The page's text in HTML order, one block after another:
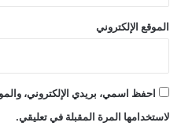
الموقع الإلكتروني
احفظ اسمي، بريدي الإلكتروني،
لاستخدامها المرة المقبلة في تعليقي.